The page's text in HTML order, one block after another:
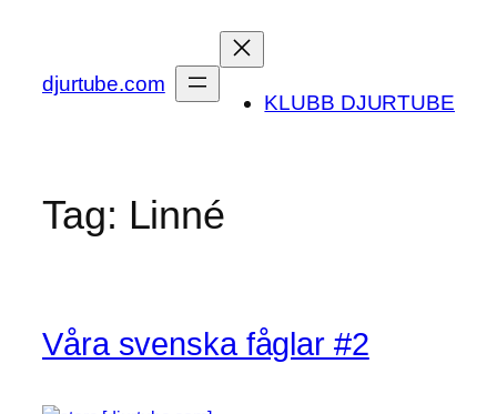
content
djurtube.com
KLUBB DJURTUBE
Tag: Linné
Våra svenska fåglar #2